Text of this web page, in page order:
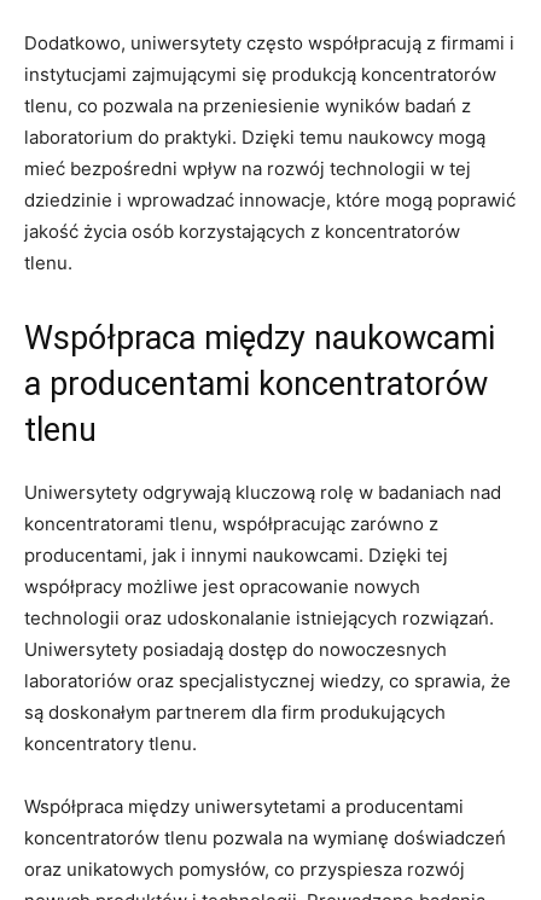
Dodatkowo, uniwersytety często współpracują z​ firmami i
instytucjami‍ zajmującymi ⁢się produkcją koncentratorów
tlenu,​ co pozwala na przeniesienie wyników badań z
laboratorium do ​praktyki. Dzięki⁤ temu naukowcy‌ mogą
mieć bezpośredni wpływ na ⁤rozwój‌ technologii ⁤w tej
dziedzinie i wprowadzać innowacje, które ⁣mogą poprawić
‍jakość życia osób korzystających z koncentratorów
tlenu.
Współpraca między naukowcami
a producentami‍ koncentratorów
tlenu
Uniwersytety odgrywają kluczową rolę​ w badaniach nad‌
koncentratorami tlenu, współpracując‍ zarówno z
producentami, jak i innymi ⁣naukowcami. Dzięki tej
współpracy możliwe jest opracowanie nowych
technologii oraz⁢ udoskonalanie istniejących‍ rozwiązań.
Uniwersytety posiadają dostęp do⁤ nowoczesnych
laboratoriów oraz specjalistycznej wiedzy, co sprawia, ‍że
są doskonałym partnerem dla firm⁣ produkujących
koncentratory tlenu.
Współpraca między uniwersytetami a producentami⁢
koncentratorów tlenu pozwala ‍na wymianę doświadczeń⁣
oraz unikatowych pomysłów, co przyspiesza rozwój